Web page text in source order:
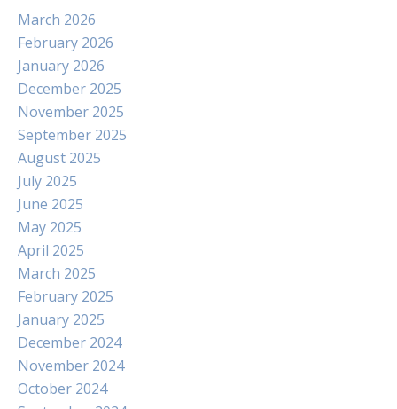
March 2026
February 2026
January 2026
December 2025
November 2025
September 2025
August 2025
July 2025
June 2025
May 2025
April 2025
March 2025
February 2025
January 2025
December 2024
November 2024
October 2024